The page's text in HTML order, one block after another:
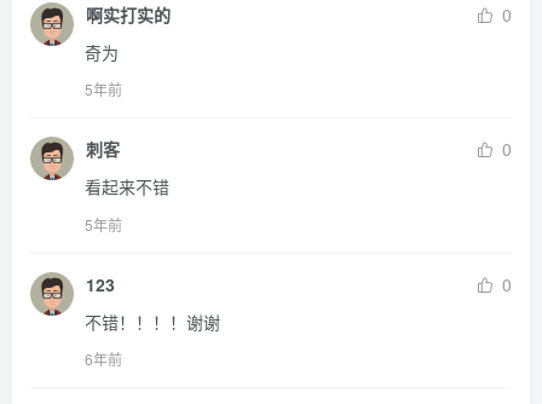
啊实打实的
0
奇为
5年前
刺客
0
看起来不错
5年前
123
0
不错！！！！谢谢
6年前